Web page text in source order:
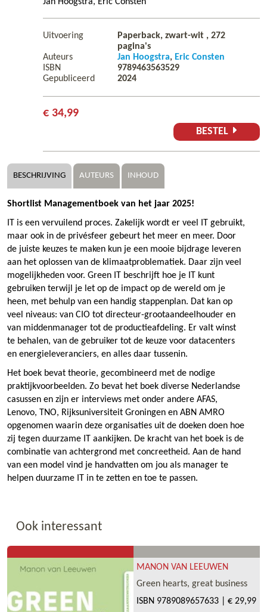
Uitvoering Paperback, zwart-wit , 272
pagina's
Auteurs
Jan Hoogstra
Eric Consten
ISBN
9789463563529
Gepubliceerd
2024
€ 34,99
BESTEL
BESCHRIJVING AUTEURS INHOUD
Shortlist Managementboek van het jaar 2025!
IT is een vervuilend proces. Zakelijk wordt er veel IT gebruikt,
maar ook in de privésfeer gebeurt het meer en meer. Door
de juiste keuzes te maken kun je een mooie bijdrage leveren
aan het oplossen van de klimaatproblematiek. Daar zijn veel
mogelijkheden voor. Green IT beschrijft hoe je IT kunt
gebruiken terwijl je let op de impact op de wereld om je
heen, met behulp van een handig stappenplan. Dat kan op
veel niveaus: van CIO tot directeur-grootaandeelhouder en
van middenmanager tot de productieafdeling. Er valt winst
te behalen, van de gebruiker tot de keuze voor datacenters
en energieleveranciers, en alles daar tussenin.
Het boek bevat theorie, gecombineerd met de nodige
praktijkvoorbeelden. Zo bevat het boek diverse Nederlandse
casussen en zijn er interviews met onder andere AFAS,
Lenovo, TNO, Rijksuniversiteit Groningen en ABN AMRO
opgenomen waarin deze organisaties uit de doeken doen hoe
zij tegen duurzame IT aankijken. De kracht van het boek is de
combinatie van achtergrond met concreetheid. Aan de hand
van een model vind je handvatten om jou als manager te
helpen duurzame IT in te zetten en toe te passen.
Ook interessant
MANON VAN LEEUWEN
Green hearts, great business
ISBN 9789089657633 € 29,99